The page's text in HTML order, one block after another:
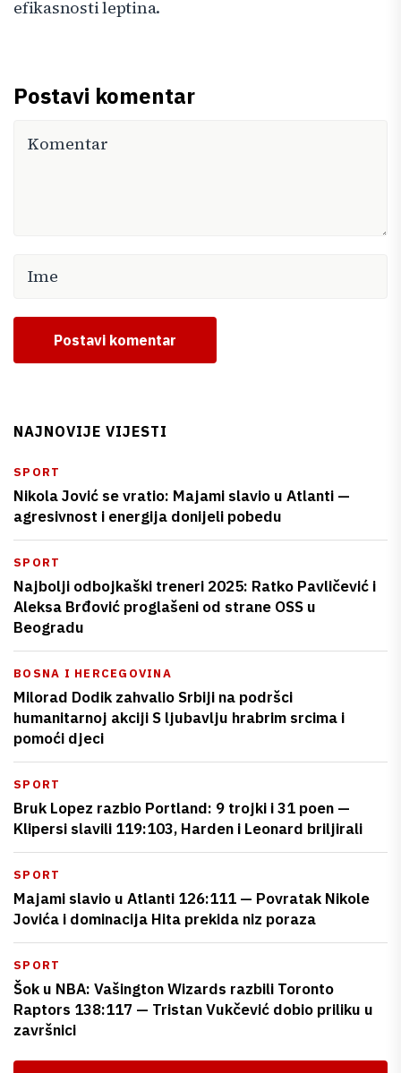
efikasnosti leptina.
Postavi komentar
Postavi komentar
NAJNOVIJE VIJESTI
SPORT
Nikola Jović se vratio: Majami slavio u Atlanti —
agresivnost i energija donijeli pobedu
SPORT
Najbolji odbojkaški treneri 2025: Ratko Pavličević i
Aleksa Brđović proglašeni od strane OSS u
Beogradu
BOSNA I HERCEGOVINA
Milorad Dodik zahvalio Srbiji na podršci
humanitarnoj akciji S ljubavlju hrabrim srcima i
pomoći djeci
SPORT
Bruk Lopez razbio Portland: 9 trojki i 31 poen —
Klipersi slavili 119:103, Harden i Leonard briljirali
SPORT
Majami slavio u Atlanti 126:111 — Povratak Nikole
Jovića i dominacija Hita prekida niz poraza
SPORT
Šok u NBA: Vašington Wizards razbili Toronto
Raptors 138:117 — Tristan Vukčević dobio priliku u
završnici